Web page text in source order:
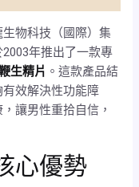
物科技（國際）集
年推出了一款專
生精片 。這款產品結
效解決性功能障
讓男性重拾自信，
心優勢